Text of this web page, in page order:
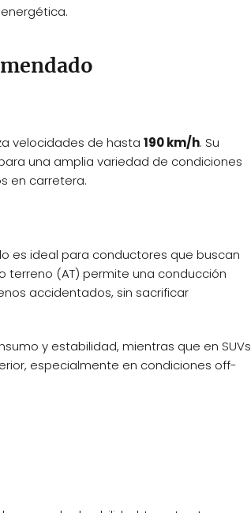
velocidades de hasta 190 km/h. Su
una amplia variedad de condiciones
en carretera.
es ideal para conductores que buscan
terreno (AT) permite una conducción
accidentados, sin sacrificar
y estabilidad, mientras que en SUVs
especialmente en condiciones off-